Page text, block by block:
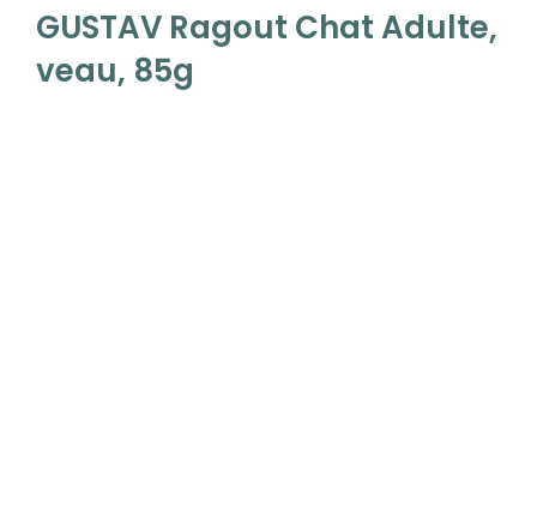
GUSTAV Ragout Chat Adulte,
veau, 85g